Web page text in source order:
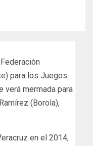
para los Juegos
verá mermada para
(Borola),
en el 2014,